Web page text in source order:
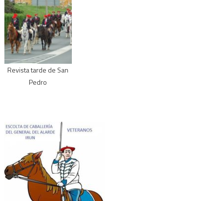
Revista tarde de San
Pedro